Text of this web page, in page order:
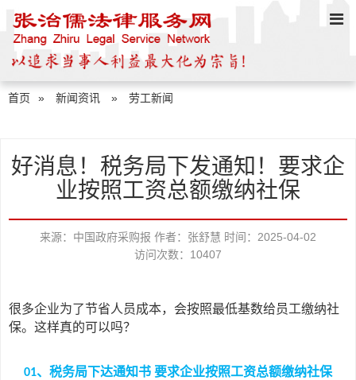
首页 » 新闻资讯 » 劳工新闻
好消息！税务局下发通知！要求企
业按照工资总额缴纳社保
来源：中国政府采购报 作者：张舒慧 时间：2025-04-02
访问次数：10407
很多企业为了节省人员成本，会按照最低基数给员工缴纳社
保。这样真的可以吗？
01、税务局下达通知书 要求企业按照工资总额缴纳社保